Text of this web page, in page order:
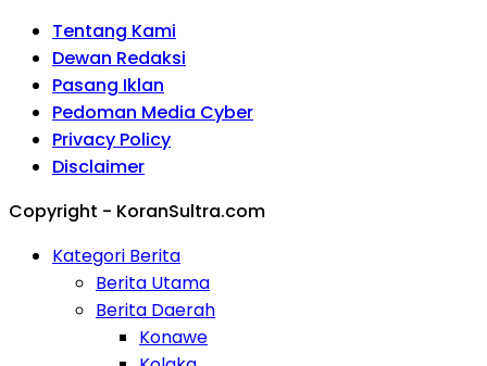
Tentang Kami
Dewan Redaksi
Pasang Iklan
Pedoman Media Cyber
Privacy Policy
Disclaimer
Copyright - KoranSultra.com
Kategori Berita
Berita Utama
Berita Daerah
Konawe